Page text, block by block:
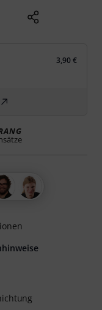
3,90 €